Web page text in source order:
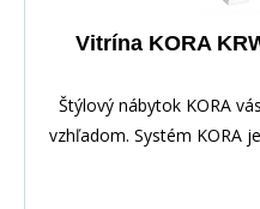
Vitrína KORA
Štýlový nábytok KORA
vzhľadom. Systém KORA